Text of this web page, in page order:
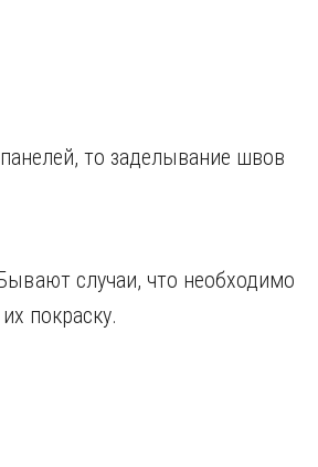
то заделывание швов
случаи, что необходимо
покраску.